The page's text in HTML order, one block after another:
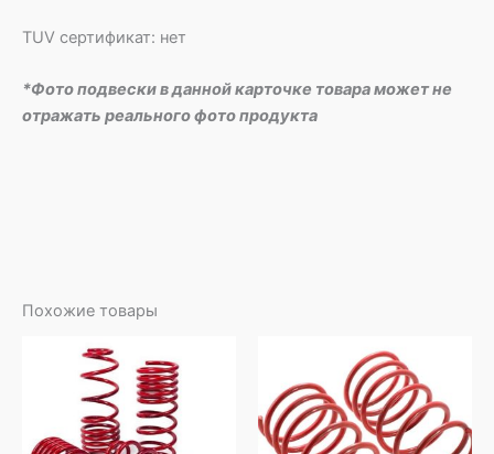
TUV сертификат: нет
*Фото подвески в данной карточке товара может не
отражать реального фото продукта
Похожие товары